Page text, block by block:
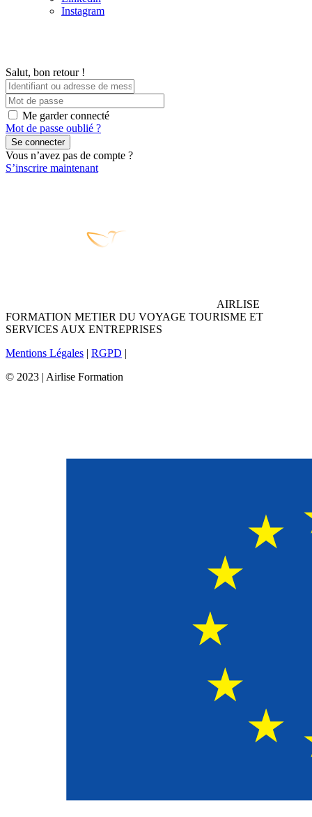
Instagram
Salut, bon retour !
Me garder connecté
Mot de passe oublié ?
Se connecter
Vous n’avez pas de compte ?
S’inscrire maintenant
AIRLISE
FORMATION METIER DU VOYAGE TOURISME ET
SERVICES AUX ENTREPRISES
Mentions Légales | RGPD |
© 2023 | Airlise Formation